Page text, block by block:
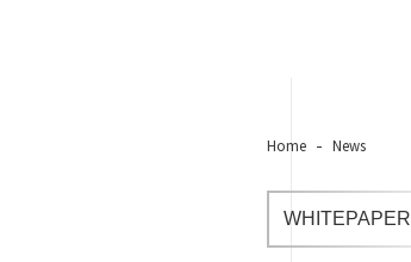
Home News
WHITEPAPER